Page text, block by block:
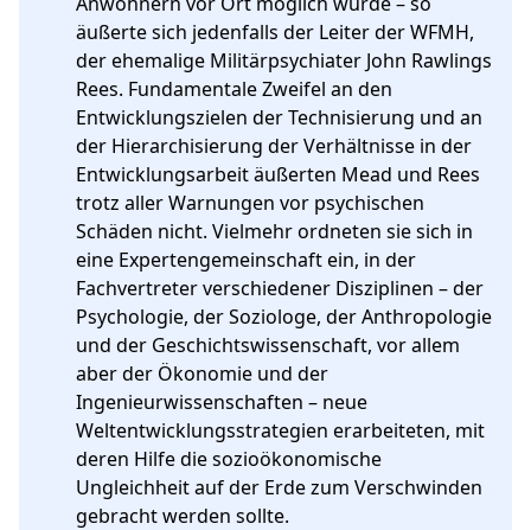
äußerte sich jedenfalls der Leiter der WFMH,
der ehemalige Militärpsychiater John Rawlings
Rees. Fundamentale Zweifel an den
Entwicklungszielen der Technisierung und an
der Hierarchisierung der Verhältnisse in der
Entwicklungsarbeit äußerten Mead und Rees
trotz aller Warnungen vor psychischen
Schäden nicht. Vielmehr ordneten sie sich in
eine Expertengemeinschaft ein, in der
Fachvertreter verschiedener Disziplinen – der
Psychologie, der Soziologe, der Anthropologie
und der Geschichtswissenschaft, vor allem
aber der Ökonomie und der
Ingenieurwissenschaften – neue
Weltentwicklungsstrategien erarbeiteten, mit
deren Hilfe die sozioökonomische
Ungleichheit auf der Erde zum Verschwinden
gebracht werden sollte.